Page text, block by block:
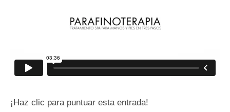
¡Haz clic para puntuar esta entrada!